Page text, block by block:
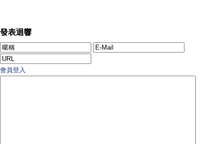
發表迴響
會員登入